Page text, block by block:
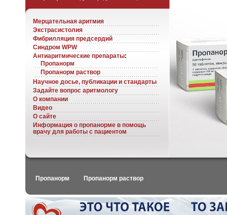
Мерцательная аритмия
Экстрасистолия
Фибрилляция предсердий
Синдром WPW
Антиаритмические препараты:
Пропанорм
Пропанорм раствор
Научное досье, публикации и стандарты
Задайте вопрос аритмологу
О компании
Видео
О сайте
Информация о пропанорме в помощь
врачу для работы с пациентом
Пропанорм Пропанорм раствор